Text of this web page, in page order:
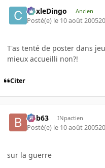
CoxleDingo Ancien
Posté(e) le 10 août 2005
T'as tenté de poster dans
mieux accueilli non?!
Citer
bob63 INpactien
Posté(e) le 10 août 2005
sur la guerre